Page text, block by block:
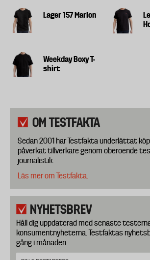
Lager 157 Marlon
Weekday Boxy T-
shirt
OM TESTFAKTA
Sedan 2001 har Testfakta underlättat
påverkat tillverkare genom oberoende
journalistik.
Läs mer om Testfakta.
NYHETSBREV
Håll dig uppdaterad med senaste
konsumentnyheterna. Testfaktas
gång i månaden.